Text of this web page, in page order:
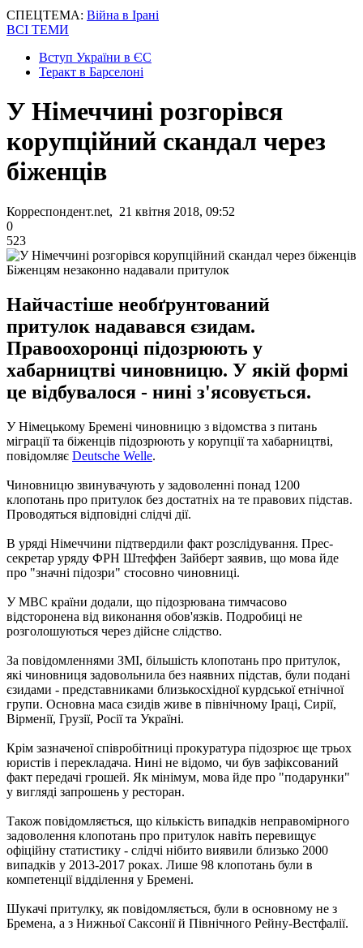
СПЕЦТЕМА: Війна в Ірані
ВСІ ТЕМИ
Вступ України в ЄС
Теракт в Барселоні
У Німеччині розгорівся
корупційний скандал через
біженців
Корреспондент.net, 21 квітня 2018, 09:52
0
523
Біженцям незаконно надавали притулок
Найчастіше необґрунтований
притулок надавався єзидам.
Правоохоронці підозрюють у
хабарництві чиновницю. У якій формі
це відбувалося - нині з'ясовується.
У Німецькому Бремені чиновницю з відомства з питань
міграції та біженців підозрюють у корупції та хабарництві,
повідомляє Deutsche Welle.
Чиновницю звинувачують у задоволенні понад 1200
клопотань про притулок без достатніх на те правових підстав.
Проводяться відповідні слідчі дії.
В уряді Німеччини підтвердили факт розслідування. Прес-
секретар уряду ФРН Штеффен Зайберт заявив, що мова йде
про "значні підозри" стосовно чиновниці.
У МВС країни додали, що підозрювана тимчасово
відсторонена від виконання обов'язків. Подробиці не
розголошуються через дійсне слідство.
За повідомленнями ЗМІ, більшість клопотань про притулок,
які чиновниця задовольнила без наявних підстав, були подані
єзидами - представниками близькосхідної курдської етнічної
групи. Основна маса єзидів живе в північному Іраці, Сирії,
Вірменії, Грузії, Росії та Україні.
Крім зазначеної співробітниці прокуратура підозрює ще трьох
юристів і перекладача. Нині не відомо, чи був зафіксований
факт передачі грошей. Як мінімум, мова йде про "подарунки"
у вигляді запрошень у ресторан.
Також повідомляється, що кількість випадків неправомірного
задоволення клопотань про притулок навіть перевищує
офіційну статистику - слідчі нібито виявили близько 2000
випадків у 2013-2017 роках. Лише 98 клопотань були в
компетенції відділення у Бремені.
Шукачі притулку, як повідомляється, були в основному не з
Бремена, а з Нижньої Саксонії й Північного Рейну-Вестфалії.